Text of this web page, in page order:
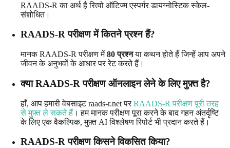
RAADS-R का अर्थ है रित्वो ऑटिज्म एस्पर्गर डायग्नोस्टिक स्केल-
संशोधित।
RAADS-R परीक्षण में कितने प्रश्न हैं?
मानक RAADS-R परीक्षण में80 प्रश्नया कथन होते हैं जिन्हें आप अपने
जीवन के अनुभवों के आधार पर रेट करते हैं।
क्या RAADS-R परीक्षण ऑनलाइन लेने के लिए मुफ़्त है?
हाँ, आप हमारी वेबसाइट raads-r.net परRAADS-R परीक्षण पूरी तरह
से मुफ़्त ले सकते हैं । हम मानक परीक्षण पूरा करने के बाद गहन अंतर्दृष्टि
के लिए एक वैकल्पिक, मुफ़्त AI विश्लेषण रिपोर्ट भी प्रदान करते हैं।
RAADS-R परीक्षण किसने विकसित किया?